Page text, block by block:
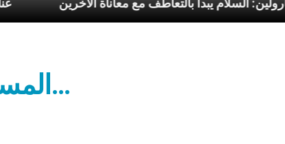
المسنون كنز ثمين…